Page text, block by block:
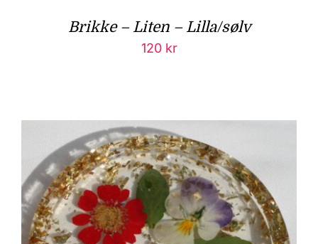
Brikke – Liten – Lilla/sølv
120 kr